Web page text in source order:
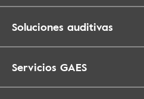
Soluciones auditivas
Servicios GAES